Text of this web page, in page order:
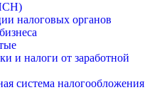
налоговых органов
и налоги от заработной
система налогообложения